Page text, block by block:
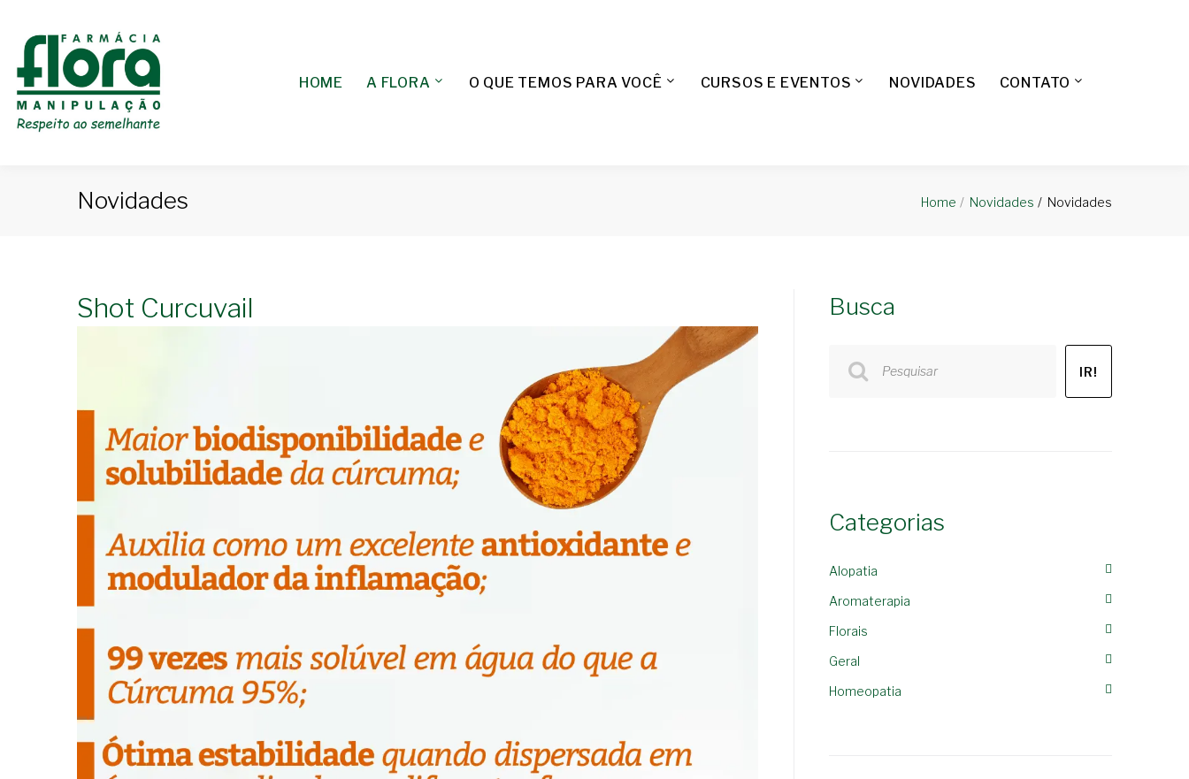
HOME A FLORA O QUE TEMOS PARA VOCÊ CURSOS E EVENTOS NOVIDADES CONTATO
Novidades Home Novidades Novidades
Shot Curcuvail Busca
Pesquisar IR!
Categorias
Alopatia
Aromaterapia
Florais
Geral
Homeopatia